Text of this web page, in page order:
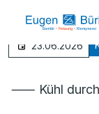
23.06.2026
⸺ Kühl durch